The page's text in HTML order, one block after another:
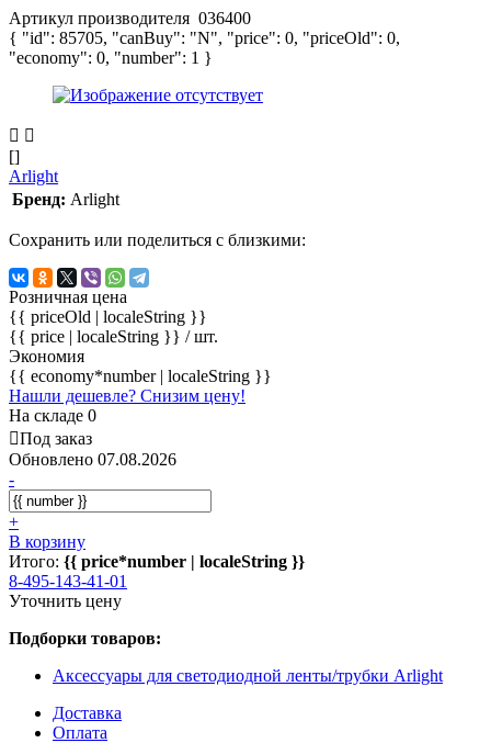
Артикул производителя 036400
{ "id": 85705, "canBuy": "N", "price": 0, "priceOld": 0,
"economy": 0, "number": 1 }
[]
Arlight
Бренд: Arlight
Сохранить или поделиться с близкими:
Розничная цена
{{ priceOld | localeString }}
{{ price | localeString }} / шт.
Экономия
{{ economy*number | localeString }}
Нашли дешевле? Снизим цену!
На складе 0
Под заказ
Обновлено 07.08.2026
-
+
В корзину
Итого: {{ price*number | localeString }}
8-495-143-41-01
Уточнить цену
Подборки товаров:
Аксессуары для светодиодной ленты/трубки Arlight
Доставка
Оплата